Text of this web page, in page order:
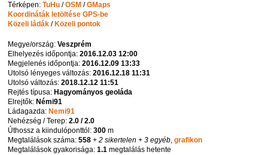
Térképen:TuHu /OSM /GMaps
Koordináták letöltése GPS-be
Közeli ládák / Közeli pontok
Megye/ország:Veszprém
Elhelyezés időpontja:2016.12.03 12:00
Megjelenés időpontja:2016.12.09 13:33
Utolsó lényeges változás:2016.12.18 11:31
Utolsó változás:2018.12.12 11:51
Rejtés típusa: Hagyományos geoláda
Elrejtők: Némi91
Ládagazda: Nemi91
Nehézség / Terep:2.0 / 2.0
Úthossz a kiindulóponttól:300 m
Megtalálások száma:558 + 2 sikertelen + 3 egyéb,grafikon
Megtalálások gyakorisága:1.1 megtalálás hetente